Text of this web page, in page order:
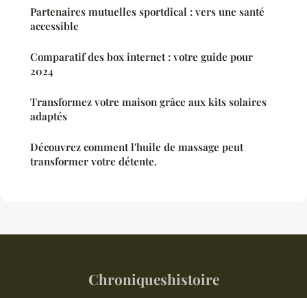
Partenaires mutuelles sportdical : vers une santé
accessible
Comparatif des box internet : votre guide pour
2024
Transformez votre maison grâce aux kits solaires
adaptés
Découvrez comment l'huile de massage peut
transformer votre détente.
Chroniqueshistoire